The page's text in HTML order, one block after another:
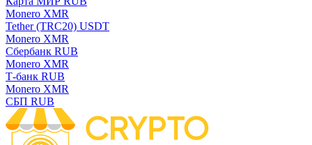
Monero XMR
Tether (TRC20) USDT
Monero XMR
Сбербанк RUB
Monero XMR
Т-банк RUB
Monero XMR
СБП RUB